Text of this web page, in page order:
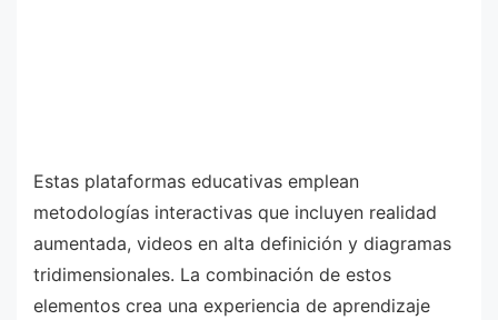
Estas plataformas educativas emplean
metodologías interactivas que incluyen realidad
aumentada, videos en alta definición y diagramas
tridimensionales. La combinación de estos
elementos crea una experiencia de aprendizaje